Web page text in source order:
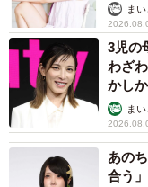
ま
3児の
わざ
かし
ま
あの
合う